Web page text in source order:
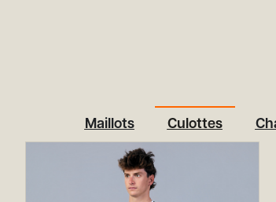
Maillots Culottes